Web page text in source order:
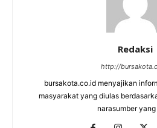
Redaksi
http://
bursakota.co.id menyajikan
masyarakat yang diulas
narasumber